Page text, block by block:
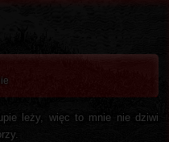
leży, więc to mnie nie dziwi